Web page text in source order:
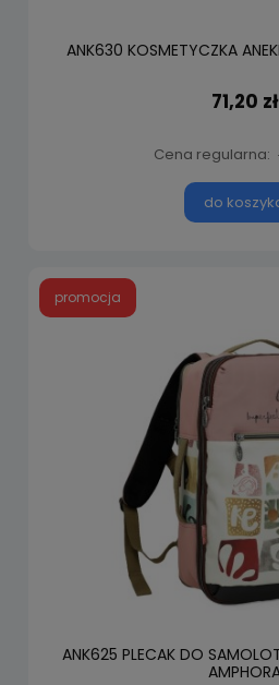
ANK630 KOSMETYCZKA
71,20 zł
Cena regularna:
do
ANK625 PLECAK DO
promocja